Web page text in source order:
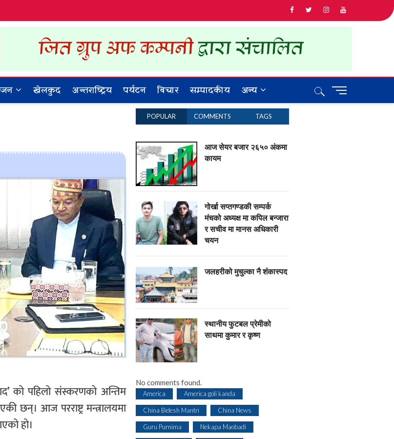
Khabar
IN NEPAL
खेलकुद अन्तराष्ट्रिय पर्यटन बिचार सम्पादकीय अन्य
M
को पहिलो संस्करणको अन्तिम
छन्। आज परराष्ट्र मन्त्रालयमा
हो।
POPULAR COMMENTS TAGS
आज सेयर बजार २६५० अंकमा
कायम
गोर्खा सप्तगण्डकी सम्पर्क
मंचको अध्यक्ष मा कपिल बन्जारा
र सचीव मा मानस अधिकारी
चयन
जलहरीको मुचुल्का नै शंंकास्पद
स्थानीय फुटबल प्रेमीको
साथमा कुमार र कृष्ण
No comments found.
America America goli kanda
China Bidesh Mantri China News
Guru Purnima Nekapa Maobadi